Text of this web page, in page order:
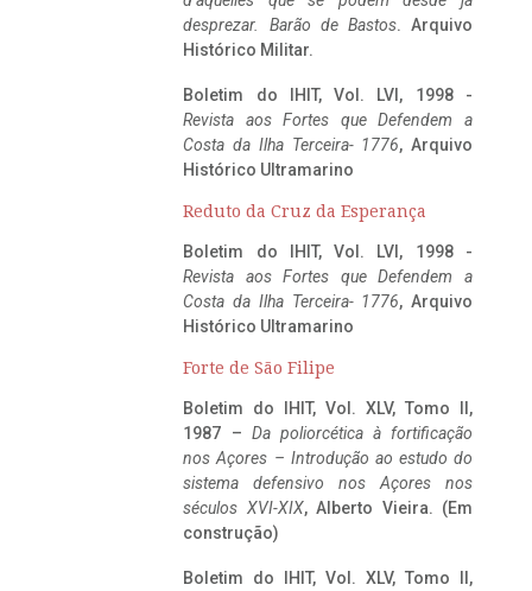
desprezar. Barão de Bastos. Arquivo
Histórico Militar.
Boletim do IHIT, Vol. LVI, 1998 -
Revista aos Fortes que Defendem a
Costa da Ilha Terceira- 1776, Arquivo
Histórico Ultramarino
Reduto da Cruz da Esperança
Boletim do IHIT, Vol. LVI, 1998 -
Revista aos Fortes que Defendem a
Costa da Ilha Terceira- 1776, Arquivo
Histórico Ultramarino
Forte de São Filipe
Boletim do IHIT, Vol. XLV, Tomo II,
1987 – Da poliorcética à fortificação
nos Açores – Introdução ao estudo do
sistema defensivo nos Açores nos
séculos XVI-XIX, Alberto Vieira. (Em
construção)
Boletim do IHIT, Vol. XLV, Tomo II,